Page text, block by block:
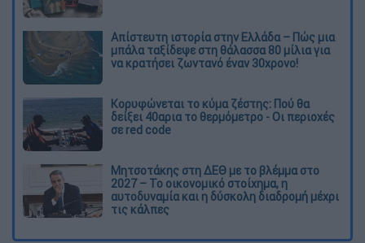
Απίστευτη ιστορία στην Ελλάδα – Πώς μια
μπάλα ταξίδεψε στη θάλασσα 80 μίλια για
να κρατήσει ζωντανό έναν 30χρονο!
Κορυφώνεται το κύμα ζέστης: Πού θα
δείξει 40αρια το θερμόμετρο - Οι περιοχές
σε red code
Μητσοτάκης στη ΔΕΘ με το βλέμμα στο
2027 – Το οικονομικό στοίχημα, η
αυτοδυναμία και η δύσκολη διαδρομή μέχρι
τις κάλπες